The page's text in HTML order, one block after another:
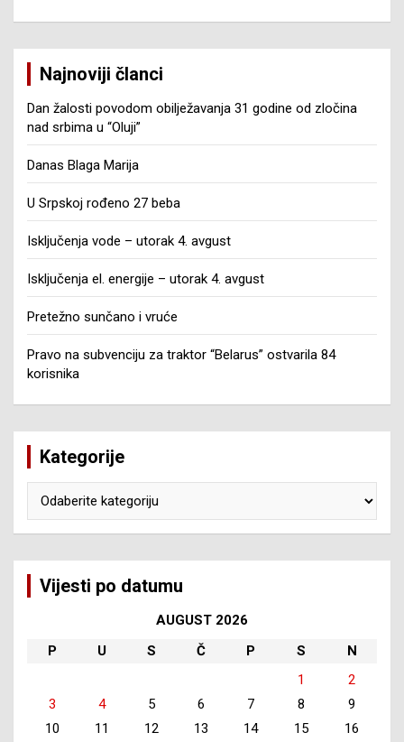
Najnoviji članci
Dan žalosti povodom obilježavanja 31 godine od zločina
nad srbima u “Oluji”
Danas Blaga Marija
U Srpskoj rođeno 27 beba
Isključenja vode – utorak 4. avgust
Isključenja el. energije – utorak 4. avgust
Pretežno sunčano i vruće
Pravo na subvenciju za traktor “Belarus” ostvarila 84
korisnika
Kategorije
Vijesti po datumu
AUGUST 2026
P
U S Č P S
N
1
2
3
4 5 6 7 8
9
10
11 12 13 14 15
16